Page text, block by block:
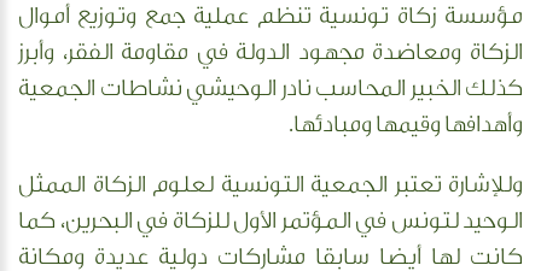
مؤسسة زكاة تونسية تنظم عملية جمع وتوزيع أموال
الزكاة ومعاضدة مجهود الدولة في مقاومة الفقر، وأبرز
كذلك الخبير المحاسب نادر الوحيشي نشاطات الجمعية
وأهدافها وقيمها ومبادئها.
وللإشارة تعتبر الجمعية التونسية لعلوم الزكاة الممثل
الوحيد لتونس في المؤتمر الأول للزكاة في البحرين، كما
كانت لها أيضا سابقا مشاركات دولية عديدة ومكانة